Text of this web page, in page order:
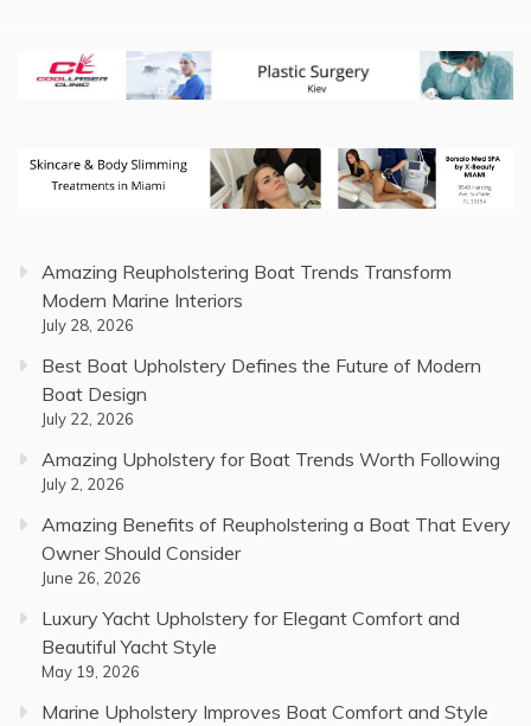
Amazing Reupholstering Boat Trends Transform
Modern Marine Interiors
July 28, 2026
Best Boat Upholstery Defines the Future of Modern
Boat Design
July 22, 2026
Amazing Upholstery for Boat Trends Worth Following
July 2, 2026
Amazing Benefits of Reupholstering a Boat That Every
Owner Should Consider
June 26, 2026
Luxury Yacht Upholstery for Elegant Comfort and
Beautiful Yacht Style
May 19, 2026
Marine Upholstery Improves Boat Comfort and Style